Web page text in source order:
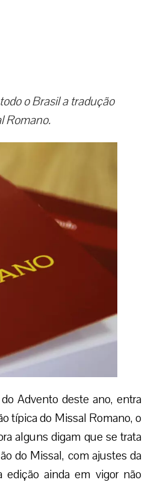
o Brasil a tradução
Romano.
Advento deste ano, entra
típica do Missal Romano, o
alguns digam que se trata
do Missal, com ajustes da
ainda em vigor não